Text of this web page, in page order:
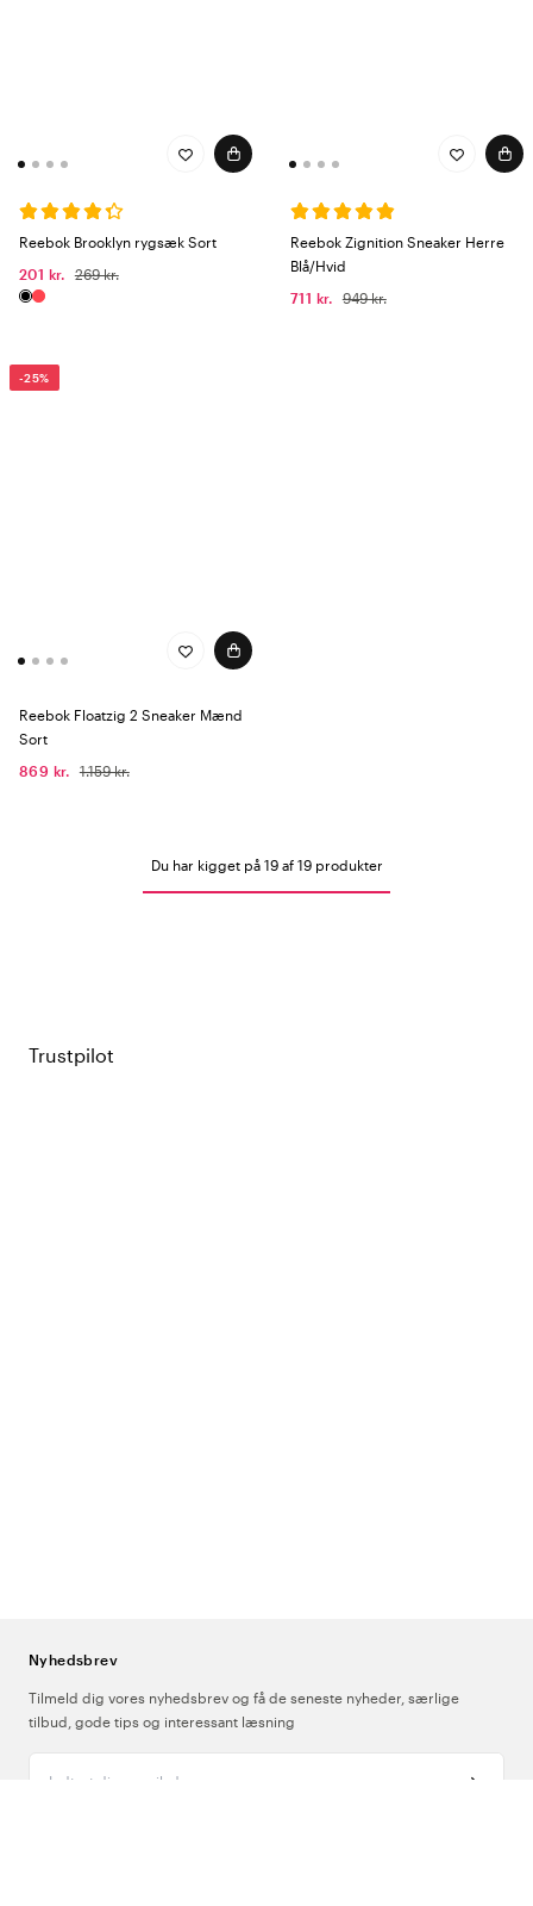
Reebok Brooklyn rygsæk Sort
201 kr.
269 kr.
Reebok Zignition Sneaker Herre
Blå/Hvid
711 kr.
949 kr.
-25%
Reebok Floatzig 2 Sneaker Mænd
Sort
869 kr.
1.159 kr.
Du har kigget på 19 af 19 produkter
Trustpilot
Nyhedsbrev
Tilmeld dig vores nyhedsbrev og få de seneste nyheder, særlige
tilbud, gode tips og interessant læsning